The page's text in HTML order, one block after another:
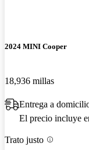
2024 MINI Cooper
18,936 millas
Entrega a
El precio incluye
Trato justo